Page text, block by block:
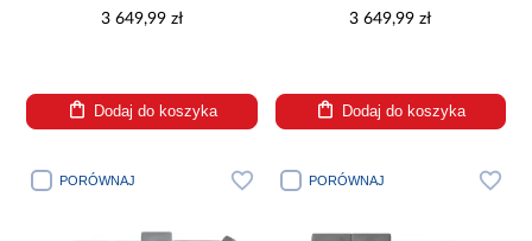
3 649,99 zł
Dodaj do koszyka
3 649,99 zł
Dodaj do koszyka
PORÓWNAJ PORÓWNAJ